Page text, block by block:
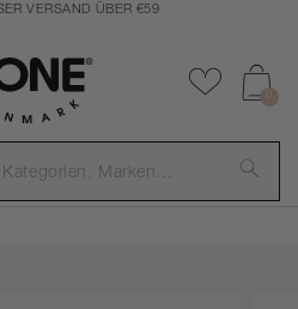
VERSAND ÜBER €59
Zu